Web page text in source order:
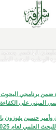
البحوث
الهاشمي
للبحث العلمي
ضمن برنامجي البحوث
المبني على الكفاءة
حسين يفوزون
العلمي لعام 2025